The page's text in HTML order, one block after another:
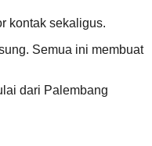
kontak sekaligus.
Semua ini membuat
dari Palembang